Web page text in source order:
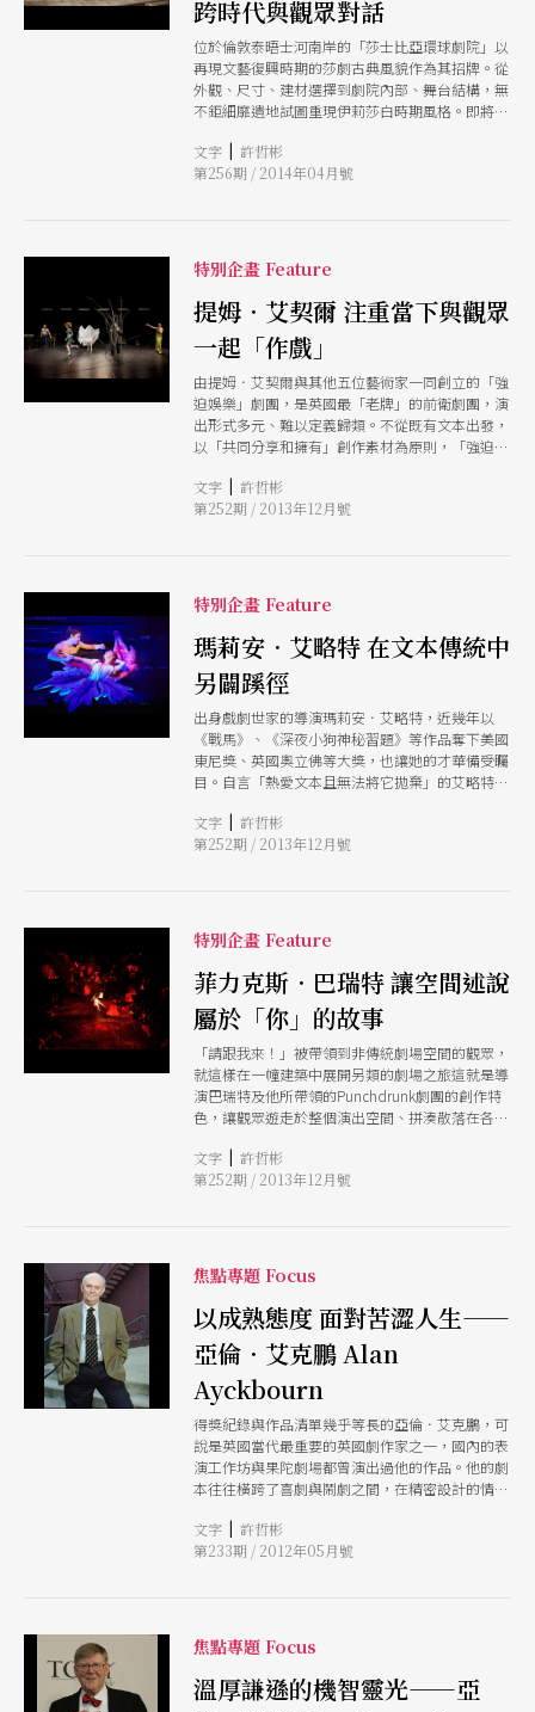
跨時代與觀眾對話
位於倫敦泰晤士河南岸的「莎士比亞環球劇院」以
再現文藝復興時期的莎劇古典風貌作為其招牌。從
外觀、尺寸、建材選擇到劇院內部、舞台結構，無
不鉅細靡遺地試圖重現伊莉莎白時期風格。即將來
下，以古典風格融合現代元素，在倫敦上演時，被
譽為近年來亮點最多、表演最精采的版本。
文字 | 許哲彬
第256期 / 2014年04月號
特別企畫 Feature
提姆．艾契爾 注重當下與觀眾
一起「作戲」
由提姆．艾契爾與其他五位藝術家一同創立的「強
迫娛樂」劇團，是英國最「老牌」的前衛劇團，演
出形式多元、難以定義歸類。不從既有文本出發，
以「共同分享和擁有」創作素材為原則，「強迫娛
與觀眾的互動經驗來展開排練。艾契爾認為在形式
與內容外，表演者內在和外在的互動及與觀眾的當
文字 | 許哲彬
第252期 / 2013年12月號
特別企畫 Feature
瑪莉安．艾略特 在文本傳統中
另闢蹊徑
出身戲劇世家的導演瑪莉安．艾略特，近幾年以
《戰馬》、《深夜小狗神秘習題》等作品奪下美國
東尼獎、英國奧立佛等大獎，也讓她的才華備受矚
目。自言「熱愛文本且無法將它拋棄」的艾略特在
合肢體劇場及偶戲的挑戰，都使得艾略特在經營文
本之外，也逐漸建立起她的劇場美學標記。
文字 | 許哲彬
第252期 / 2013年12月號
特別企畫 Feature
菲力克斯．巴瑞特 讓空間述說
屬於「你」的故事
「請跟我來！」被帶領到非傳統劇場空間的觀眾，
就這樣在一幢建築中展開另類的劇場之旅這就是導
演巴瑞特及他所帶領的Punchdrunk劇團的創作特
色，讓觀眾遊走於整個演出空間、拼湊散落在各處
觀戲經驗。
文字 | 許哲彬
第252期 / 2013年12月號
焦點專題 Focus
以成熟態度 面對苦澀人生——
亞倫．艾克鵬 Alan
Ayckbourn
得獎紀錄與作品清單幾乎等長的亞倫．艾克鵬，可
說是英國當代最重要的英國劇作家之一，國內的表
演工作坊與果陀劇場都曾演出過他的作品。他的劇
本往往橫跨了喜劇與鬧劇之間，在精密設計的情境
處境；而長期擔任劇院總監的他，更擅長從敘事結
構與劇場空間創發新意。
文字 | 許哲彬
第233期 / 2012年05月號
焦點專題 Focus
溫厚謙遜的機智靈光——亞